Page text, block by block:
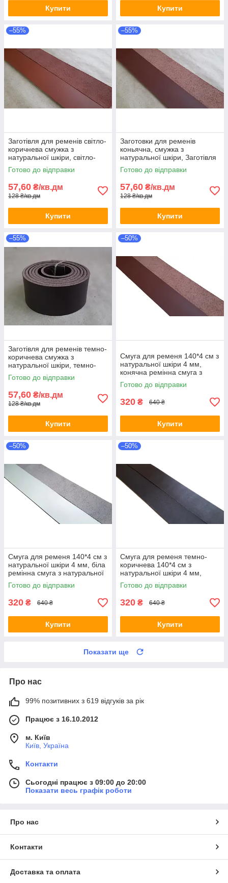
Купити Купити
–55%
Заготівля для ременів світло-
коричнева смужка з
натуральної шкіри, світло-
коричнева реміна смуга зі
шкіри
Готово до відправки
57,60 ₴/кв.дм
128 ₴/кв.дм
Купити
–55%
Заготовки для ременів
коньячна, смужка з
натуральної шкіри, Заготівля
для ременя чорна, смужки зі
шкіри
Готово до відправки
57,60 ₴/кв.дм
128 ₴/кв.дм
Купити
–55%
Заготівля для ременів темно-
коричнева смужка з
натуральної шкіри, темно-
коричнева реміна смуга зі
шкіри
Готово до відправки
57,60 ₴/кв.дм
128 ₴/кв.дм
Купити
–50%
Смуга для ременя 140*4 см з
натуральної шкіри 4 мм,
конячна ремінна смуга з
натуральної шкіри 1400*40
мм, конячна
Готово до відправки
320 ₴ 640 ₴
Купити
–50%
Смуга для ременя 140*4 см з
натуральної шкіри 4 мм, біла
ремінна смуга з натуральної
шкіри 1400*40 мм, біла
Готово до відправки
320 ₴ 640 ₴
Купити
–50%
Смуга для ременя темно-
коричнева 140*4 см з
натуральної шкіри 4 мм,
ремінна полоса 1400*40 мм,
темно-коричнева
Готово до відправки
320 ₴ 640 ₴
Купити
Показати ще
Про нас
99% позитивних з 619 відгуків за рік
Працює з 16.10.2012
м. Київ
Київ, Україна
Контакти
Сьогодні працює з 09:00 до 20:00
Показати весь графік роботи
Про нас
Контакти
Доставка та оплата